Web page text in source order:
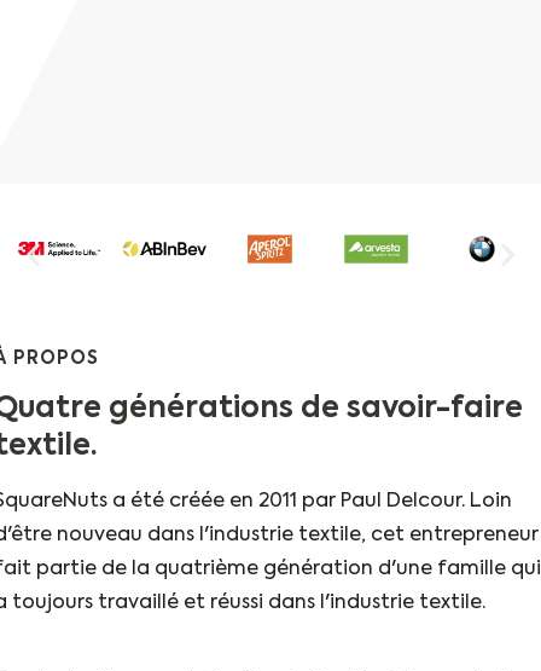
PROPOS
générations de savoir-faire
a été créée en 2011 par Paul Delcour. Loin
nouveau dans l'industrie textile, cet entrepreneur
partie de la quatrième génération d'une famille qui
toujours travaillé et réussi dans l'industrie textile.